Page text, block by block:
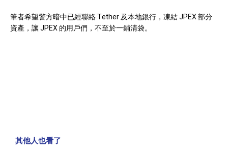
筆者希望警方暗中已經聯絡 Tether 及本地銀行，凍結 JPEX 部分
資產，讓 JPEX 的用戶們，不至於一鋪清袋。
其他人也看了